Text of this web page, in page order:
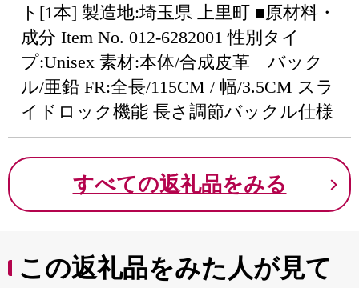
ト[1本] 製造地:埼玉県 上里町 ■原材料・
成分 Item No. 012-6282001 性別タイ
プ:Unisex 素材:本体/合成皮革 バック
ル/亜鉛 FR:全長/115CM / 幅/3.5CM スラ
イドロック機能 長さ調節バックル仕様
すべての返礼品をみる
この返礼品をみた人が見て